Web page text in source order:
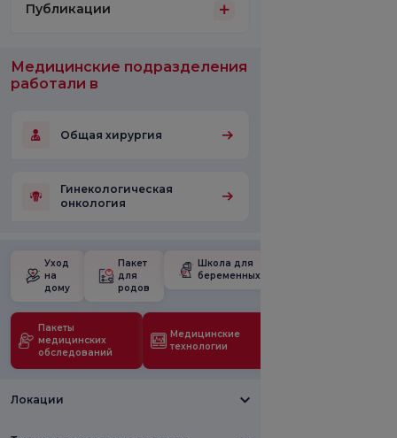
Публикации
Медицинские подразделения
работали в
Общая хирургия
Гинекологическая
онкология
Уход
на
дому
Пакет
для
родов
Школа для
беременных
Пакеты
медицинских
обследований
Медицинские
технологии
Локации